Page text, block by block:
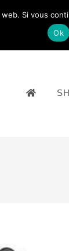
+33 (0)4
Si vous
Ok